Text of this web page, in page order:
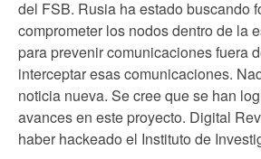
del FSB. Rusia ha estado buscando
comprometer los nodos dentro de la
para prevenir comunicaciones fuera
interceptar esas comunicaciones.
noticia nueva. Se cree que se han
avances en este proyecto. Digital
haber hackeado el Instituto de